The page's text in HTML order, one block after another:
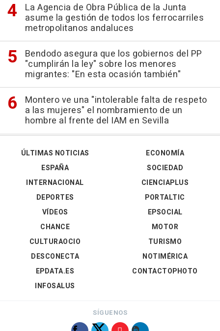
La Agencia de Obra Pública de la Junta
asume la gestión de todos los ferrocarriles
metropolitanos andaluces
Bendodo asegura que los gobiernos del PP
"cumplirán la ley" sobre los menores
migrantes: "En esta ocasión también"
Montero ve una "intolerable falta de respeto
a las mujeres" el nombramiento de un
hombre al frente del IAM en Sevilla
ÚLTIMAS NOTICIAS
ESPAÑA
INTERNACIONAL
DEPORTES
VÍDEOS
ECONOMÍA
SOCIEDAD
CIENCIAPLUS
PORTALTIC
EPSOCIAL
CHANCE
CULTURAOCIO
DESCONECTA
EPDATA.ES
INFOSALUS
MOTOR
TURISMO
NOTIMÉRICA
CONTACTOPHOTO
SÍGUENOS